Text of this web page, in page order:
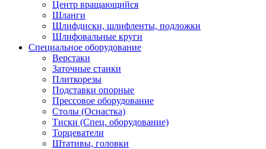
Центр вращающийся
Шланги
Шлифдиски, шлифленты, подложки
Шлифовальные круги
Специальное оборудование
Верстаки
Заточные станки
Плиткорезы
Подставки опорные
Прессовое оборудование
Столы (Оснастка)
Тиски (Спец. оборудование)
Торцеватели
Штативы, головки